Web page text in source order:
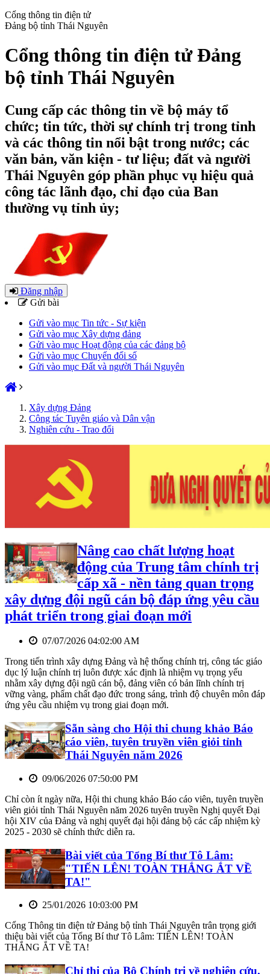
Cổng thông tin điện tử
Đảng bộ tỉnh Thái Nguyên
Cổng thông tin điện tử Đảng
bộ tỉnh Thái Nguyên
Cung cấp các thông tin về bộ máy tổ
chức; tin tức, thời sự chính trị trong tỉnh
và các thông tin nổi bật trong nước; các
văn bản, văn kiện - tư liệu; đất và người
Thái Nguyên góp phần phục vụ hiệu quả
công tác lãnh đạo, chỉ đạo của Ban
thường vụ tỉnh ủy;
Đăng nhập
Gửi bài
Gửi vào mục Tin tức - Sự kiện
Gửi vào mục Xây dựng đảng
Gửi vào mục Hoạt động của các đảng bộ
Gửi vào mục Chuyển đổi số
Gửi vào mục Đất và người Thái Nguyên
Xây dựng Đảng
Công tác Tuyên giáo và Dân vận
Nghiên cứu - Trao đổi
Nâng cao chất lượng hoạt
động của Trung tâm chính trị
cấp xã - nền tảng quan trọng
xây dựng đội ngũ cán bộ đáp ứng yêu cầu
phát triển trong giai đoạn mới
07/07/2026 04:02:00 AM
Trong tiến trình xây dựng Đảng và hệ thống chính trị, công tác giáo
dục lý luận chính trị luôn được xác định là nhiệm vụ trọng yếu
nhằm xây dựng đội ngũ cán bộ, đảng viên có bản lĩnh chính trị
vững vàng, phẩm chất đạo đức trong sáng, trình độ chuyên môn đáp
ứng yêu cầu nhiệm vụ trong giai đoạn mới.
Sẵn sàng cho Hội thi chung khảo Báo
cáo viên, tuyên truyền viên giỏi tỉnh
Thái Nguyên năm 2026
09/06/2026 07:50:00 PM
Chỉ còn ít ngày nữa, Hội thi chung khảo Báo cáo viên, tuyên truyền
viên giỏi tỉnh Thái Nguyên năm 2026 tuyên truyền Nghị quyết Đại
hội XIV của Đảng và nghị quyết đại hội đảng bộ các cấp nhiệm kỳ
2025 - 2030 sẽ chính thức diễn ra.
Bài viết của Tổng Bí thư Tô Lâm:
"TIẾN LÊN! TOÀN THẮNG ẮT VỀ
TA!"
25/01/2026 10:03:00 PM
Cổng Thông tin điện tử Đảng bộ tỉnh Thái Nguyên trân trọng giới
thiệu bài viết của Tổng Bí thư Tô Lâm: TIẾN LÊN! TOÀN
THẮNG ẮT VỀ TA!
Chỉ thị của Bộ Chính trị về nghiên cứu,